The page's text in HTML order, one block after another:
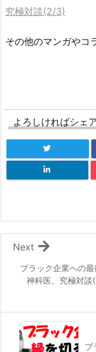
究極対談(2/3)
その他のマンガやコ
よろしければシェ
ブラック企業への
神科医、究極対
Next
ブ